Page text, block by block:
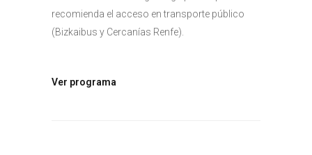
recomienda el acceso en transporte público
(Bizkaibus y Cercanías Renfe).
Ver programa